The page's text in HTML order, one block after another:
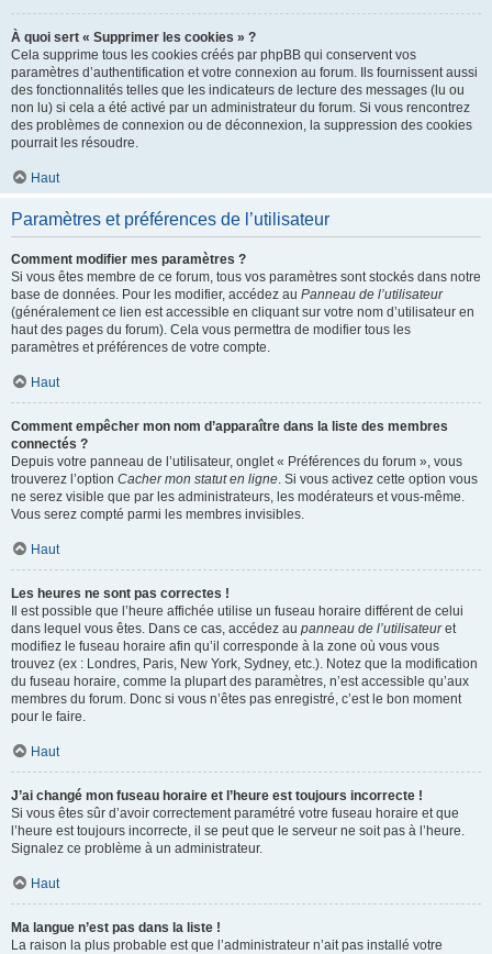
À quoi sert « Supprimer les cookies » ?
Cela supprime tous les cookies créés par phpBB qui conservent vos
paramètres d’authentification et votre connexion au forum. Ils fournissent aussi
des fonctionnalités telles que les indicateurs de lecture des messages (lu ou
non lu) si cela a été activé par un administrateur du forum. Si vous rencontrez
des problèmes de connexion ou de déconnexion, la suppression des cookies
pourrait les résoudre.
Haut
Paramètres et préférences de l’utilisateur
Comment modifier mes paramètres ?
Si vous êtes membre de ce forum, tous vos paramètres sont stockés dans notre
base de données. Pour les modifier, accédez au Panneau de l’utilisateur
(généralement ce lien est accessible en cliquant sur votre nom d’utilisateur en
haut des pages du forum). Cela vous permettra de modifier tous les
paramètres et préférences de votre compte.
Haut
Comment empêcher mon nom d’apparaître dans la liste des membres
connectés ?
Depuis votre panneau de l’utilisateur, onglet « Préférences du forum », vous
trouverez l’option Cacher mon statut en ligne. Si vous activez cette option vous
ne serez visible que par les administrateurs, les modérateurs et vous-même.
Vous serez compté parmi les membres invisibles.
Haut
Les heures ne sont pas correctes !
Il est possible que l’heure affichée utilise un fuseau horaire différent de celui
dans lequel vous êtes. Dans ce cas, accédez au panneau de l’utilisateuret
modifiez le fuseau horaire afin qu’il corresponde à la zone où vous vous
trouvez (ex : Londres, Paris, New York, Sydney, etc.). Notez que la modification
du fuseau horaire, comme la plupart des paramètres, n’est accessible qu’aux
membres du forum. Donc si vous n’êtes pas enregistré, c’est le bon moment
pour le faire.
Haut
J’ai changé mon fuseau horaire et l’heure est toujours incorrecte !
Si vous êtes sûr d’avoir correctement paramétré votre fuseau horaire et que
l’heure est toujours incorrecte, il se peut que le serveur ne soit pas à l’heure.
Signalez ce problème à un administrateur.
Haut
Ma langue n’est pas dans la liste !
La raison la plus probable est que l’administrateur n’ait pas installé votre